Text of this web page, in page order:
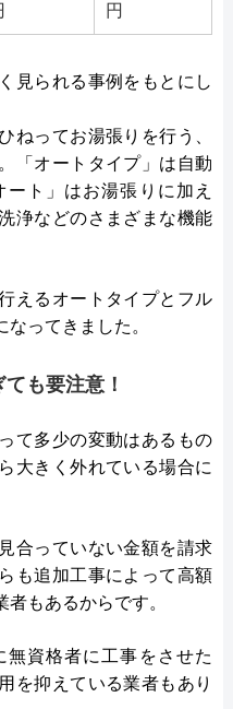
円
見られる事例をもとにし
ねってお湯張りを行う、
「オートタイプ」は自動
ト」はお湯張りに加え
浄などのさまざまな機能
えるオートタイプとフル
ってきました。
も要注意！
て多少の変動はあるもの
大きく外れている場合に
合っていない金額を請求
も追加工事によって高額
もあるからです。
無資格者に工事をさせた
を抑えている業者もあり